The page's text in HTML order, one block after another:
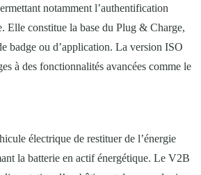
notamment l’authentification
Elle constitue la base du Plug & Charge,
badge ou d’application. La version ISO
à des fonctionnalités avancées comme le
électrique de restituer de l’énergie
la batterie en actif énergétique. Le V2B